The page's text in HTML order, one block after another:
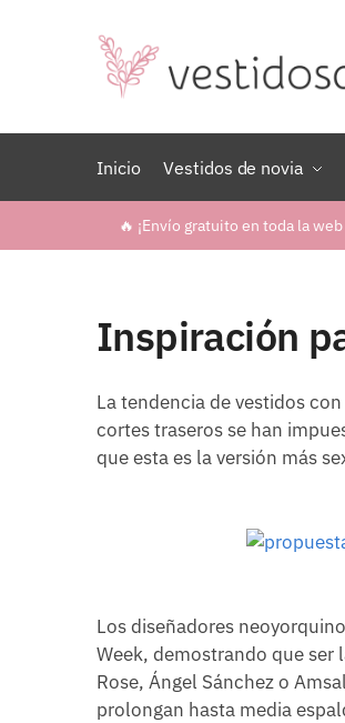
Inicio Vestidos de novia
🔥 ¡Envío gratuito en toda la
Inspiración
La tendencia de vestidos
cortes traseros se han
que esta es la versión más
Los diseñadores
Week, demostrando que ser
Rose, Ángel Sánchez o
prolongan hasta media